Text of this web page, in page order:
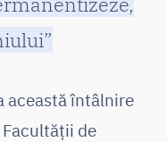
această întâlnire
de